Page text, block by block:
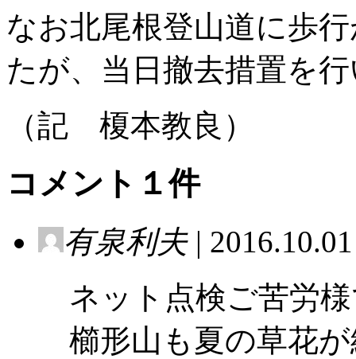
なお北尾根登山道に歩
たが、当日撤去措置を
（記 榎本教良）
コメント１件
有泉利夫|
ネット点検ご苦労
櫛形山も夏の草花